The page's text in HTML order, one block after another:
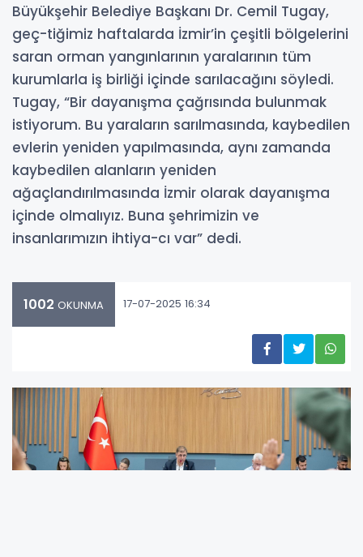
Büyükşehir Belediye Başkanı Dr. Cemil Tugay,
geç-tiğimiz haftalarda İzmir’in çeşitli bölgelerini
saran orman yangınlarının yaralarının tüm
kurumlarla iş birliği içinde sarılacağını söyledi.
Tugay, “Bir dayanışma çağrısında bulunmak
istiyorum. Bu yaraların sarılmasında, kaybedilen
evlerin yeniden yapılmasında, aynı zamanda
kaybedilen alanların yeniden
ağaçlandırılmasında İzmir olarak dayanışma
içinde olmalıyız. Buna şehrimizin ve
insanlarımızın ihtiya-cı var” dedi.
1002 OKUNMA 17-07-2025 16:34